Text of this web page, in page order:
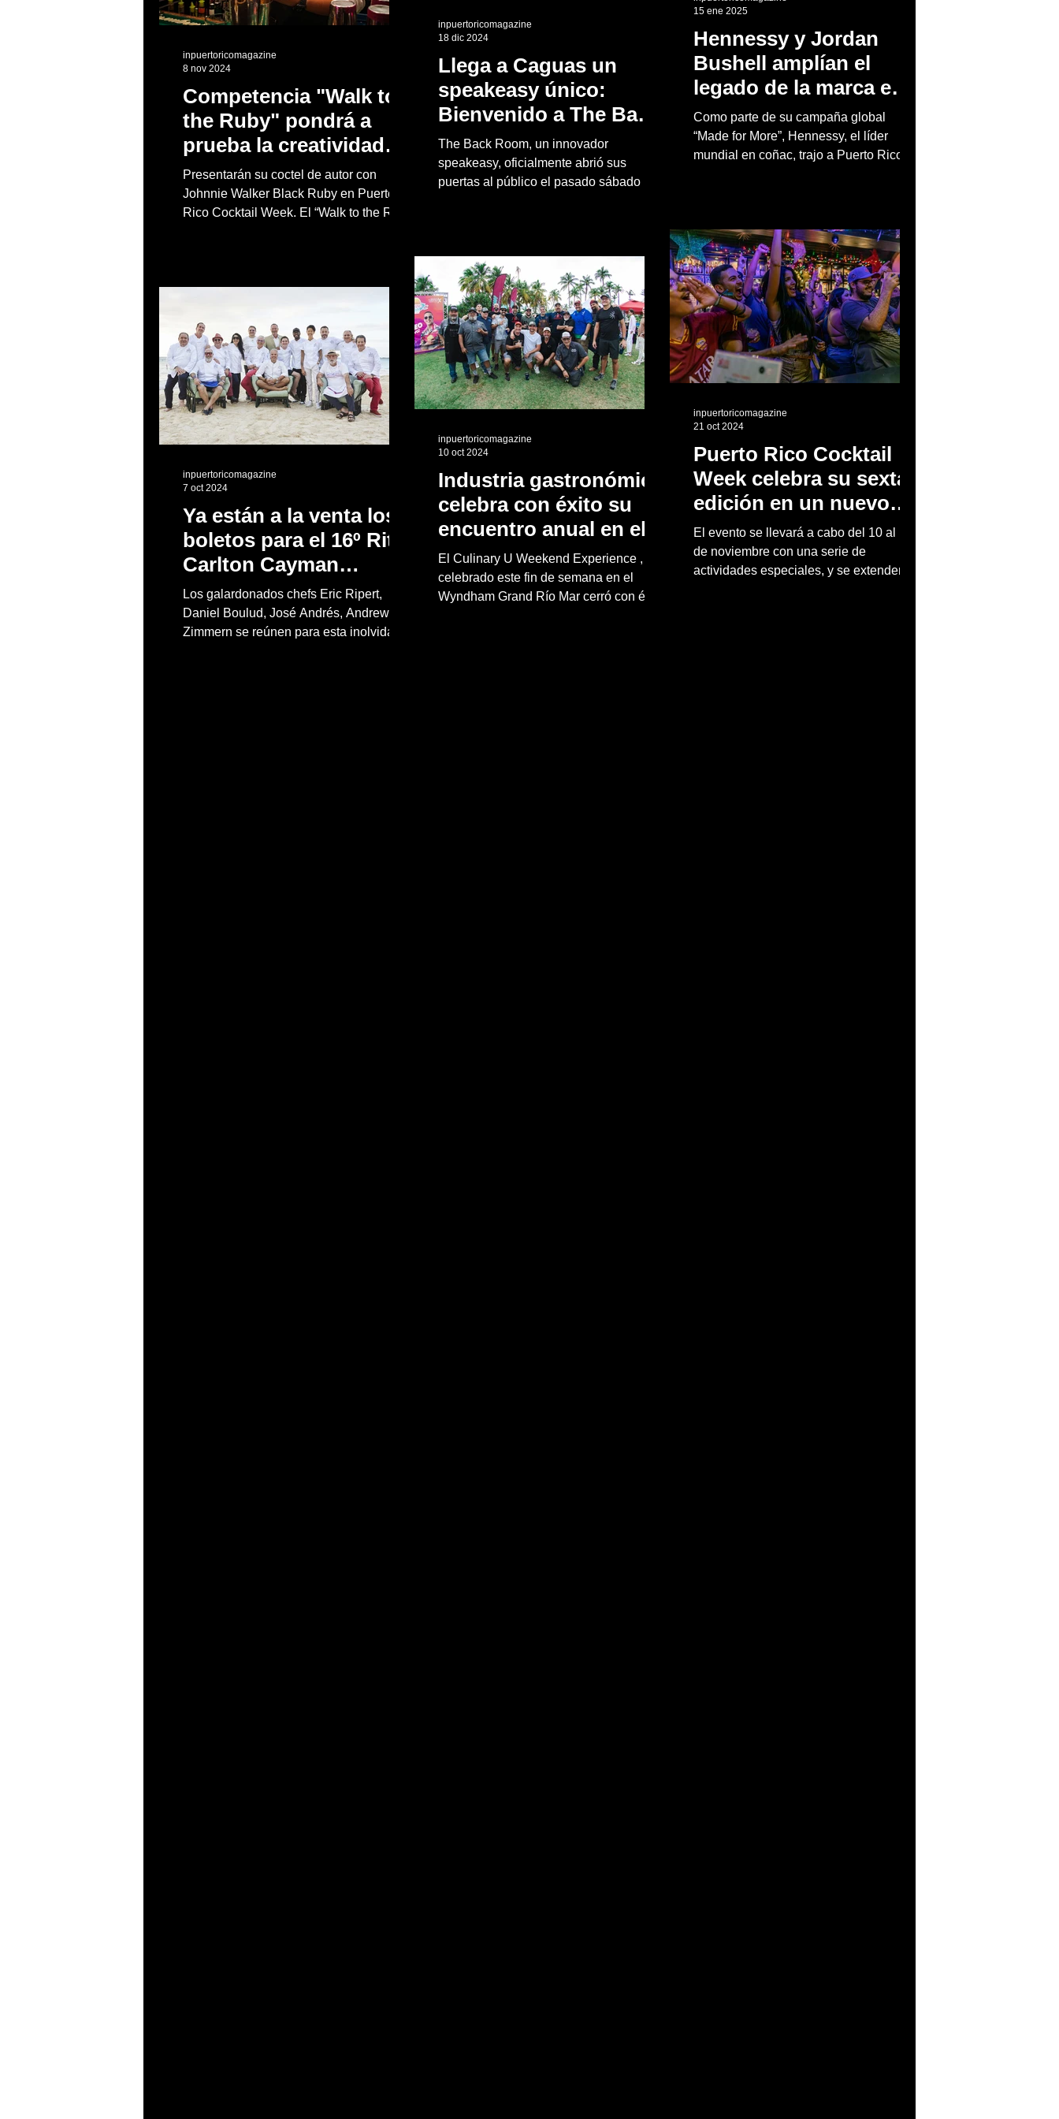
Hennessy y Jordan
Bushell amplían el
legado de la marca en
Puerto Rico a través de
la campaña "Made for
More"
Como parte de su campaña global
“Made for More”, Hennessy, el líder
mundial en coñac, trajo a Puerto Rico a
15 ene 2025
Llega a Caguas un
speakeasy único:
Bienvenido a The Back
Room
The Back Room, un innovador
speakeasy, oficialmente abrió sus
puertas al público el pasado sábado 14
inpuertoricomagazine
18 dic 2024
Competencia "Walk to
the Ruby" pondrá a
prueba la creatividad
de bartenders
Presentarán su coctel de autor con
Johnnie Walker Black Ruby en Puerto
Rico Cocktail Week. El “Walk to the Ruby
inpuertoricomagazine
8 nov 2024
Puerto Rico Cocktail
Week celebra su sexta
edición en un nuevo
escenario
El evento se llevará a cabo del 10 al 16
de noviembre con una serie de
actividades especiales, y se extenderá
inpuertoricomagazine
21 oct 2024
Industria gastronómica
celebra con éxito su
encuentro anual en el
Culinary U
El Culinary U Weekend Experience ,
celebrado este fin de semana en el
Wyndham Grand Río Mar cerró con éxito
inpuertoricomagazine
10 oct 2024
Ya están a la venta los
boletos para el 16º Ritz-
Carlton Cayman
Cookout
Los galardonados chefs Eric Ripert,
Daniel Boulud, José Andrés, Andrew
Zimmern se reúnen para esta inolvidable
inpuertoricomagazine
7 oct 2024